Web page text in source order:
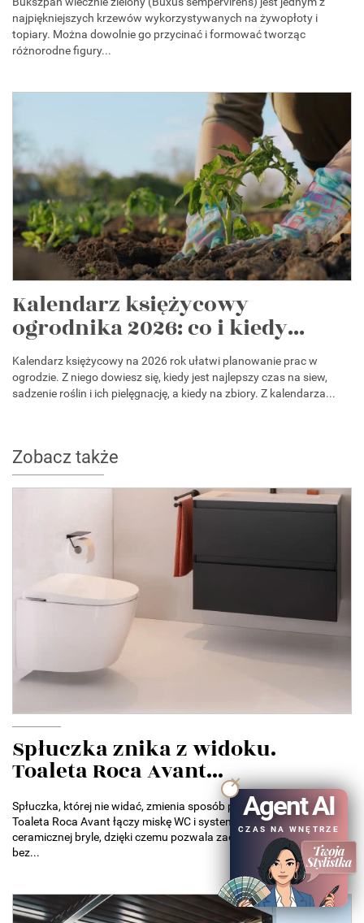
najpiękniejszych krzewów wykorzystywanych na żywopłoty i
topiary. Można dowolnie go przycinać i formować tworząc
różnorodne figury...
Kalendarz księżycowy
ogrodnika 2026: co i kiedy...
Kalendarz księżycowy na 2026 rok ułatwi planowanie prac w
ogrodzie. Z niego dowiesz się, kiedy jest najlepszy czas na siew,
sadzenie roślin i ich pielęgnację, a kiedy na zbiory. Z kalendarza...
Zobacz także
Spłuczka znika z widoku.
Toaleta Roca Avant...
Spłuczka, której nie widać, zmienia sposób projektowania łazienek.
Toaleta Roca Avant łączy miskę WC i system spłukiwania w jednej
ceramicznej bryle, dzięki czemu pozwala zaoszczędzić miejsce
bez...
Agent AI
CZAS NA WNĘTRZE